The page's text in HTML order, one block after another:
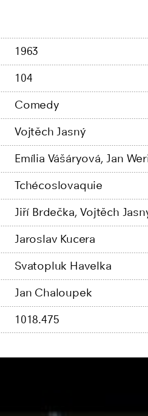
1963
104
Comedy
Vojtěch Jasný
Emília Vášáryová,Jan
Tchécoslovaquie
Jiří Brdečka,Vojtěch
Jaroslav Kucera
Svatopluk Havelka
Jan Chaloupek
1018.475